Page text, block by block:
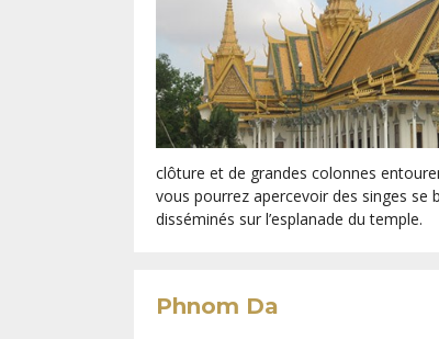
clôture et de grandes colonnes
vous pourrez apercevoir des singes se
disséminés sur l’esplanade du temple.
Phnom Da